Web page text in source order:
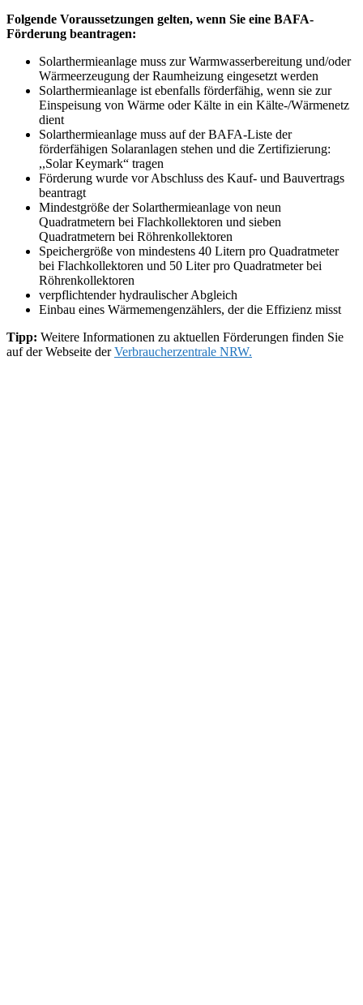
Folgende Voraussetzungen gelten, wenn Sie eine BAFA-
Förderung beantragen:
Solarthermieanlage muss zur Warmwasserbereitung und/oder
Wärmeerzeugung der Raumheizung eingesetzt werden
Solarthermieanlage ist ebenfalls förderfähig, wenn sie zur
Einspeisung von Wärme oder Kälte in ein Kälte-/Wärmenetz
dient
Solarthermieanlage muss auf der BAFA-Liste der
förderfähigen Solaranlagen stehen und die Zertifizierung:
,,Solar Keymark“ tragen
Förderung wurde vor Abschluss des Kauf- und Bauvertrags
beantragt
Mindestgröße der Solarthermieanlage von neun
Quadratmetern bei Flachkollektoren und sieben
Quadratmetern bei Röhrenkollektoren
Speichergröße von mindestens 40 Litern pro Quadratmeter
bei Flachkollektoren und 50 Liter pro Quadratmeter bei
Röhrenkollektoren
verpflichtender hydraulischer Abgleich
Einbau eines Wärmemengenzählers, der die Effizienz misst
Tipp: Weitere Informationen zu aktuellen Förderungen finden Sie
auf der Webseite derVerbraucherzentrale NRW.